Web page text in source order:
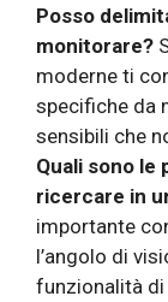
Posso
monitorare?
moderne ti
specifiche da
sensibili che
Quali sono
ricercare in
importante
l’angolo di
funzionalità